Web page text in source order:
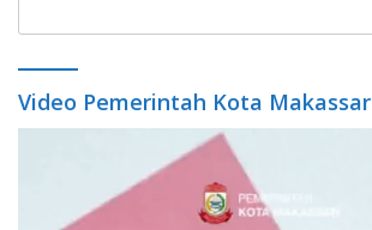
Video Pemerintah Kota Makassar